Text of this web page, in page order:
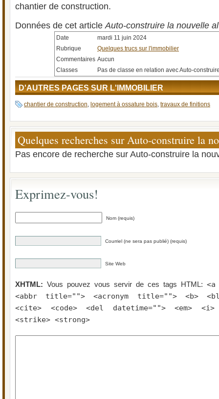
chantier de construction.
Données de cet articleAuto-construire la nouvelle
Date
mardi 11 juin 2024
Rubrique
Quelques trucs sur l'immobilier
Commentaires Aucun
Classes
Pas de classe en relation avec Auto-
D'AUTRES PAGES SUR L'IMMOBILIER
chantier de construction, logement à ossature bois, travaux de finitions
Quelques recherches sur Auto-construire la
Pas encore de recherche sur Auto-construire la
Exprimez-vous!
Nom (requis)
Courriel (ne sera pas publié) (requis)
Site Web
XHTML: Vous pouvez vous servir de ces tags HTML:
<abbr title=""> <acronym title=""> <b>
<cite> <code> <del datetime=""> <em>
<strike> <strong>